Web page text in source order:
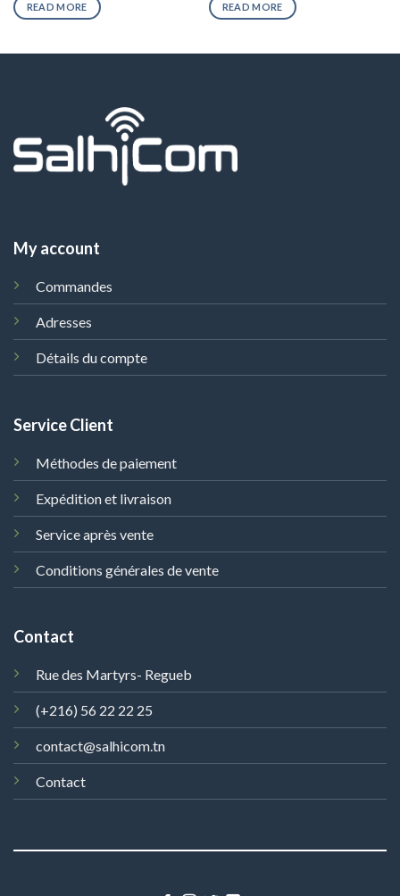
READ MORE READ MORE
My account
Commandes
Adresses
Détails du compte
Service Client
Méthodes de paiement
Expédition et livraison
Service après vente
Conditions générales de vente
Contact
Rue des Martyrs- Regueb
(+216) 56 22 22 25
contact@salhicom.tn
Contact